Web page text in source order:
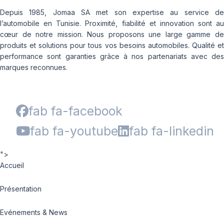
Depuis 1985, Jomaa SA met son expertise au service de
l’automobile en Tunisie. Proximité, fiabilité et innovation sont au
cœur de notre mission. Nous proposons une large gamme de
produits et solutions pour tous vos besoins automobiles. Qualité et
performance sont garanties grâce à nos partenariats avec des
marques reconnues.
fab fa-facebook
fab fa-youtube
fab fa-linkedin
">
Accueil
Présentation
Evénements & News